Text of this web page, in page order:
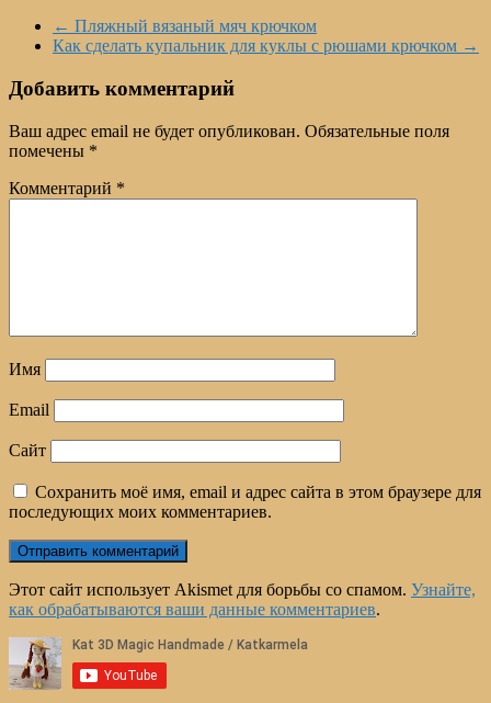
← Пляжный вязаный мяч крючком
Как сделать купальник для куклы с рюшами крючком →
Добавить комментарий
Ваш адрес email не будет опубликован. Обязательные поля
помечены *
Комментарий *
Имя
Email
Сайт
Сохранить моё имя, email и адрес сайта в этом браузере для
последующих моих комментариев.
Этот сайт использует Akismet для борьбы со спамом. Узнайте,
как обрабатываются ваши данные комментариев.